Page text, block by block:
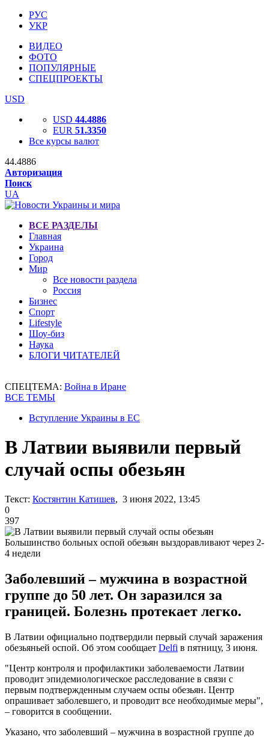
РУС
УКР
ВИДЕО
ФОТО
ПОПУЛЯРНЫЕ
СПЕЦПРОЕКТЫ
USD
USD 44.4886
EUR 51.3350
Все курсы валют
44.4886
Авторизация
Поиск
UA
ВСЕ РАЗДЕЛЫ
Главная
Украина
Город
Мир
Все новости раздела
Россия
Бизнес
Спорт
Lifestyle
Шоу-биз
Наука
БЛОГИ ЧИТАТЕЛЕЙ
СПЕЦТЕМА: Война в Иране
ВСЕ ТЕМЫ
Вступление Украины в ЕС
В Латвии выявили первый
случай оспы обезьян
Текст: Костянтин Катишев, 3 июня 2022, 13:45
0
397
Большинство больных оспой обезьян выздоравливают через 2-
4 недели
Заболевший – мужчина в возрастной
группе до 50 лет. Он заразился за
границей. Болезнь протекает легко.
В Латвии официально подтвердили первый случай заражения
обезьяньей оспой. Об этом сообщает Delfi в пятницу, 3 июня.
"Центр контроля и профилактики заболеваемости Латвии
проводит эпидемиологическое расследование в связи с
первым подтвержденным случаем оспы обезьян. Центр
опрашивает заболевшего, и проводит все необходимые меры",
– говорится в сообщении.
Указано, что заболевший – мужчина в возрастной группе до